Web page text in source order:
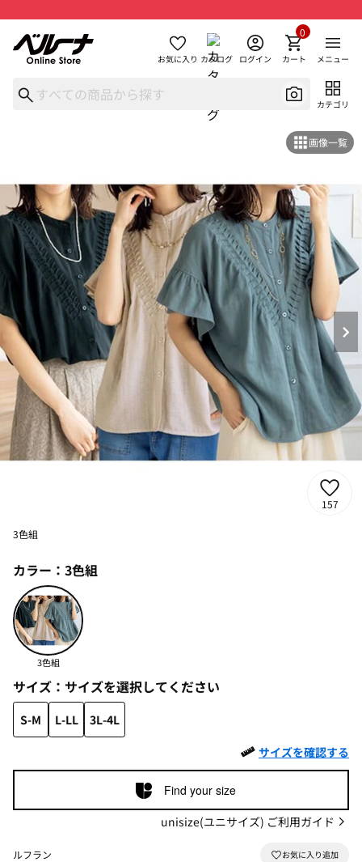
お気に入り カタログ ログイン カート
0
メニュー
カテゴリ
画像一覧
157
3色組
カラー： 3色組
3色組
サイズ： サイズを選択してください
S-M L-LL
3L-4L
サイズを確認する
Find your size
unisize(ユニサイズ) ご利用ガイド
ルフラン